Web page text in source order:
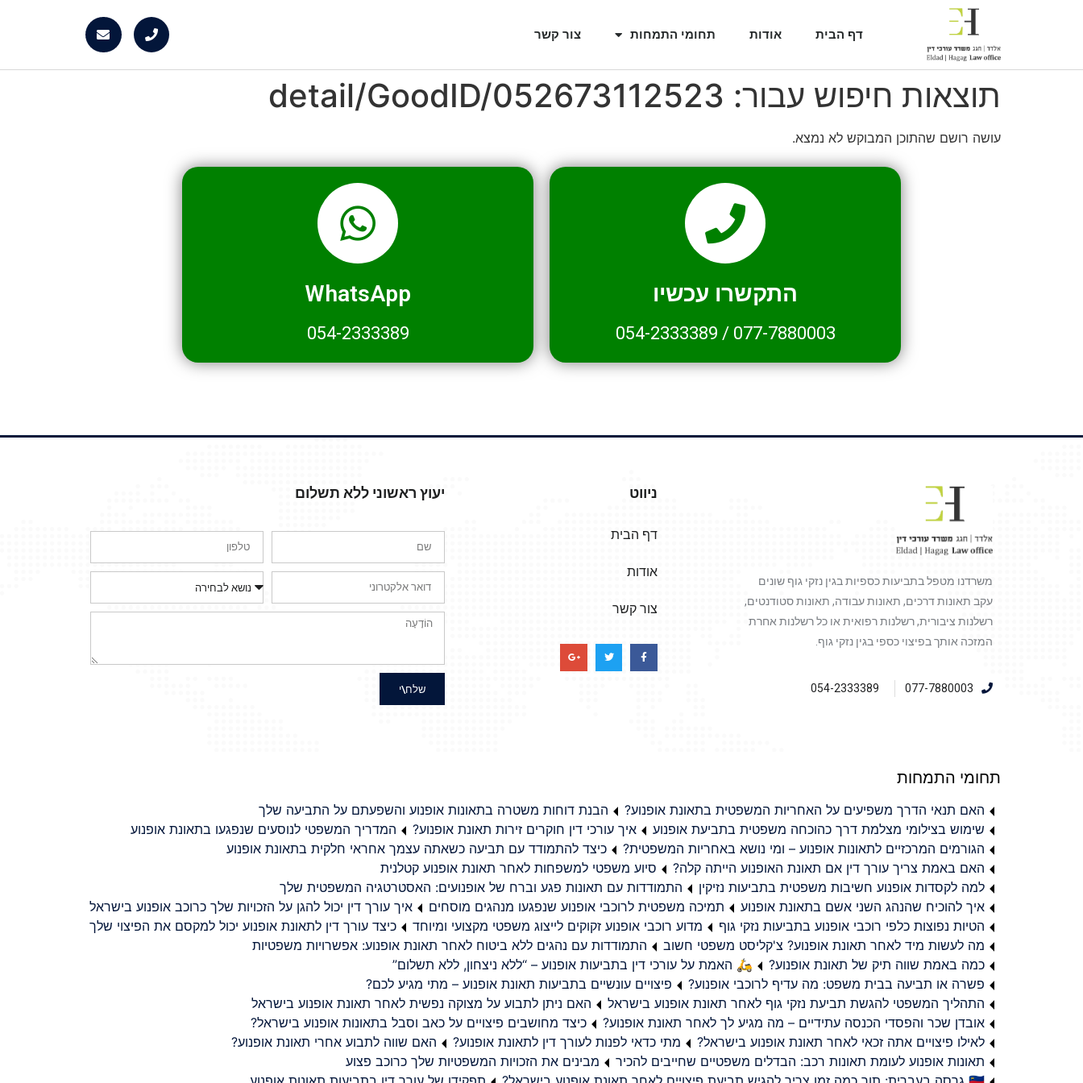
דף הבית אודות תחומי התמחות צור קשר
תוצאות חיפוש עבור: detail/GoodID/052673112523
עושה רושם שהתוכן המבוקש לא נמצא.
התקשרו עכשיו
077-7880003
/
054-2333389
WhatsApp
054-2333389
משרדנו מטפל בתביעות כספיות בגין נזקי גוף שונים
עקב תאונות דרכים, תאונות עבודה, תאונות סטודנטים,
רשלנות ציבורית, רשלנות רפואית או כל רשלנות אחרת
המזכה אותך בפיצוי כספי בגין נזקי גוף.
077-7880003
054-2333389
ניווט
דף הבית
אודות
צור קשר
יעוץ ראשוני ללא תשלום
שלח\י
תחומי התמחות
האם תנאי הדרך משפיעים על האחריות המשפטית בתאונת אופנוע?
הבנת דוחות משטרה בתאונות אופנוע והשפעתם על התביעה שלך
שימוש בצילומי מצלמת דרך כהוכחה משפטית בתביעת אופנוע
איך עורכי דין חוקרים זירות תאונת אופנוע?
המדריך המשפטי לנוסעים שנפגעו בתאונת אופנוע
הגורמים המרכזיים לתאונות אופנוע – ומי נושא באחריות המשפטית?
כיצד להתמודד עם תביעה כשאתה עצמך אחראי חלקית בתאונת אופנוע
האם באמת צריך עורך דין אם תאונת האופנוע הייתה קלה?
סיוע משפטי למשפחות לאחר תאונת אופנוע קטלנית
למה לקסדות אופנוע חשיבות משפטית בתביעות נזיקין
התמודדות עם תאונות פגע וברח של אופנועים: האסטרטגיה המשפטית שלך
איך להוכיח שהנהג השני אשם בתאונת אופנוע
תמיכה משפטית לרוכבי אופנוע שנפגעו מנהגים מוסחים
איך עורך דין יכול להגן על הזכויות שלך כרוכב אופנוע בישראל
הטיות נפוצות כלפי רוכבי אופנוע בתביעות נזקי גוף
מדוע רוכבי אופנוע זקוקים לייצוג משפטי מקצועי ומיוחד
כיצד עורך דין לתאונת אופנוע יכול למקסם את הפיצוי שלך
מה לעשות מיד לאחר תאונת אופנוע? צ'קליסט משפטי חשוב
התמודדות עם נהגים ללא ביטוח לאחר תאונת אופנוע: אפשרויות משפטיות
כמה באמת שווה תיק של תאונת אופנוע?
🛵 האמת על עורכי דין בתביעות אופנוע – “ללא ניצחון, ללא תשלום”
פשרה או תביעה בבית משפט: מה עדיף לרוכבי אופנוע?
פיצויים עונשיים בתביעות תאונת אופנוע – מתי מגיע לכם?
התהליך המשפטי להגשת תביעת נזקי גוף לאחר תאונת אופנוע בישראל
האם ניתן לתבוע על מצוקה נפשית לאחר תאונת אופנוע בישראל
אובדן שכר והפסדי הכנסה עתידיים – מה מגיע לך לאחר תאונת אופנוע?
כיצד מחושבים פיצויים על כאב וסבל בתאונות אופנוע בישראל?
לאילו פיצויים אתה זכאי לאחר תאונת אופנוע בישראל?
מתי כדאי לפנות לעורך דין לתאונת אופנוע?
האם שווה לתבוע אחרי תאונת אופנוע?
תאונות אופנוע לעומת תאונות רכב: הבדלים משפטיים שחייבים להכיר
מבינים את הזכויות המשפטיות שלך כרוכב פצוע